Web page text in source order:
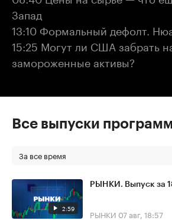
Запад
13:10 Формальный дефолт.
15:25 Могут ли США забрать
замороженные активы?
Все выпуски
За все время
2:59
РЫНКИ. Выпуск за
РЫНКИ 07 авг, 18:57